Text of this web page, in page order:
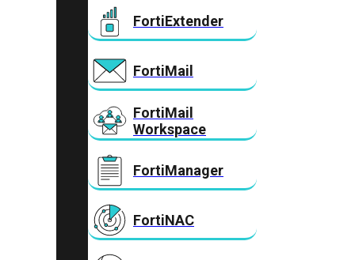
FortiExtender
FortiMail
FortiMail
Workspace
FortiManager
FortiNAC